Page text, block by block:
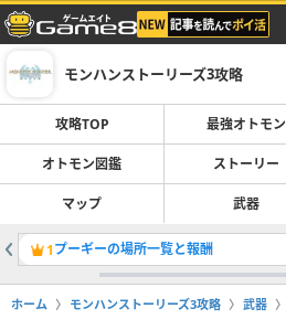
モンハンストーリーズ3攻略
攻略TOP 最強オトモン
オトモン図鑑 ストーリー
マップ 武器
1プーギーの場所一覧と報酬
ホーム モンハンストーリーズ3攻略 武器